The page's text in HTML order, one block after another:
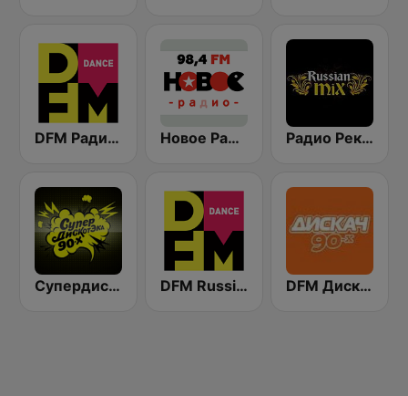
DFM Радио 101.2 FM (DFM Radio) Новое Радио (New Radio, Novoe Radio) Радио Рекорд Russian Mix (Radio Record Russian Mix)
Супердискотека 90х Радио Рекорд (Radio Record 90s Superdisco) DFM Russian Dance DFM Дискач 90х (DFM Disco 90s)